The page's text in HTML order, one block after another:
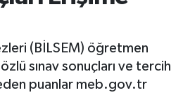
(BİLSEM) öğretmen
sınav sonuçları ve tercih
puanlar meb.gov.tr